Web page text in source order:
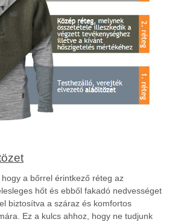
a bőrrel érintkező réteg az
hőt és ebből fakadó nedvességet
biztosítva a száraz és komfortos
Ez a kulcs ahhoz, hogy ne tudjunk